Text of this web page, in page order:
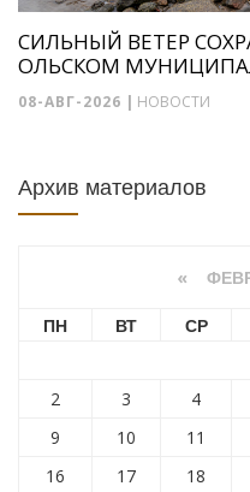
СИЛЬНЫЙ ВЕТЕР
ОЛЬСКОМ
08-АВГ-2026 | НОВОСТИ
Архив материалов
«
ПН ВТ СР
2
3 4
9
10 11
16 17 18